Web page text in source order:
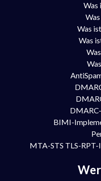
Was
Was
Was
BIMI-
MTA-STS TLS-